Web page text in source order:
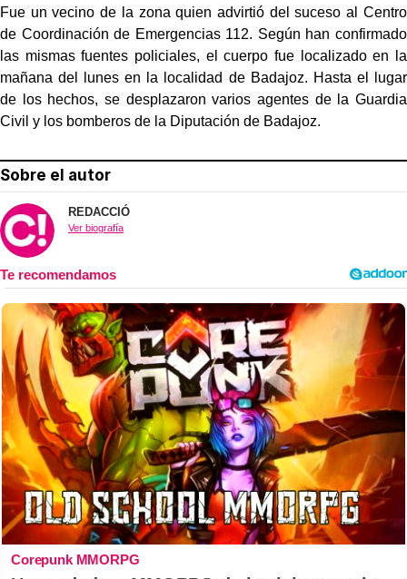
Fue un vecino de la zona quien advirtió del suceso al Centro
de Coordinación de Emergencias 112. Según han confirmado
las mismas fuentes policiales, el cuerpo fue localizado en la
mañana del lunes en la localidad de Badajoz. Hasta el lugar
de los hechos, se desplazaron varios agentes de la Guardia
Civil y los bomberos de la Diputación de Badajoz.
Sobre el autor
REDACCIÓ
Ver biografía
Corepunk MMORPG